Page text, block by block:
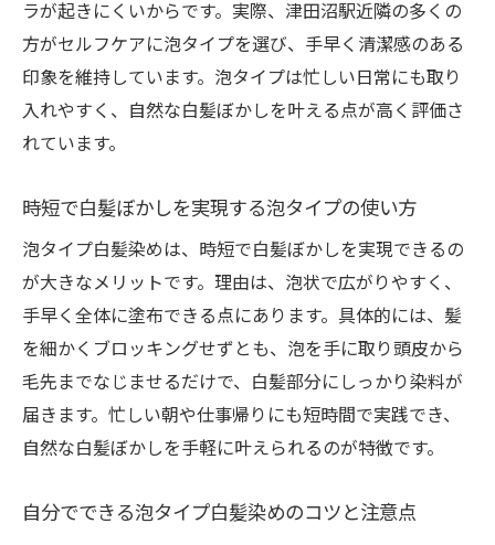
ラが起きにくいからです。実際、津田沼駅近隣の多くの
方がセルフケアに泡タイプを選び、手早く清潔感のある
印象を維持しています。泡タイプは忙しい日常にも取り
入れやすく、自然な白髪ぼかしを叶える点が高く評価さ
れています。
時短で白髪ぼかしを実現する泡タイプの使い方
泡タイプ白髪染めは、時短で白髪ぼかしを実現できるの
が大きなメリットです。理由は、泡状で広がりやすく、
手早く全体に塗布できる点にあります。具体的には、髪
を細かくブロッキングせずとも、泡を手に取り頭皮から
毛先までなじませるだけで、白髪部分にしっかり染料が
届きます。忙しい朝や仕事帰りにも短時間で実践でき、
自然な白髪ぼかしを手軽に叶えられるのが特徴です。
自分でできる泡タイプ白髪染めのコツと注意点